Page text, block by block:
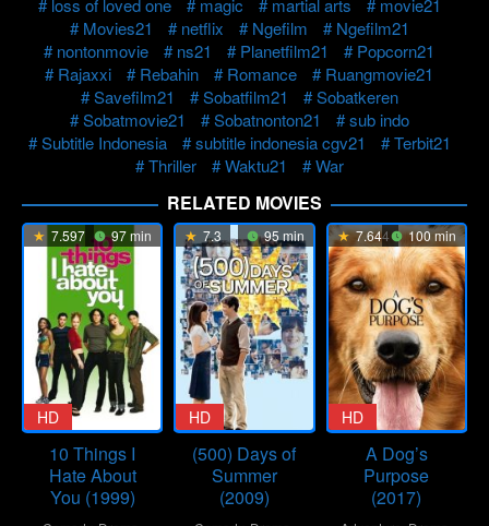
loss of loved one magic martial arts
movie21
Movies21
netflix Ngefilm
Ngefilm21
nontonmovie
ns21 Planetfilm21
Popcorn21
Rajaxxi
Rebahin Romance
Ruangmovie21
Savefilm21
Sobatfilm21
Sobatkeren
Sobatmovie21
Sobatnonton21
sub indo
Subtitle Indonesia
subtitle indonesia cgv21
Terbit21
Thriller
Waktu21 War
RELATED MOVIES
7.597 97 min
HD
10 Things I
Hate About
You (1999)
7.3 95 min
HD
(500) Days of
Summer
(2009)
7.644 100 min
HD
A Dog’s
Purpose
(2017)